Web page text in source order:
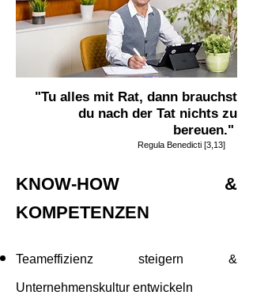
"Tu alles mit Rat, dann brauchst
du nach der Tat nichts zu
bereuen."
Regula Benedicti [3,13]
KNOW-HOW &
KOMPETENZEN
Teameffizienz steigern &
Unternehmenskultur entwickeln